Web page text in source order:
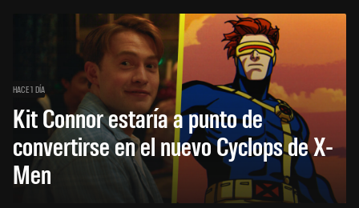
HACE 1 DÍA
Kit Connor estaría a punto de
convertirse en el nuevo Cyclops de X-
Men